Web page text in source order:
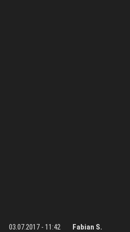
03.07.2017 - 11:42 Fabian S.